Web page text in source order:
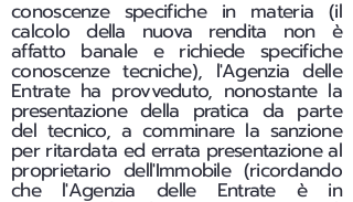
conoscenze specifiche in materia (il
calcolo della nuova rendita non è
affatto banale e richiede specifiche
conoscenze tecniche), l'Agenzia delle
Entrate ha provveduto, nonostante la
presentazione della pratica da parte
del tecnico, a comminare la sanzione
per ritardata ed errata presentazione al
proprietario dell'Immobile (ricordando
che l'Agenzia delle Entrate è in